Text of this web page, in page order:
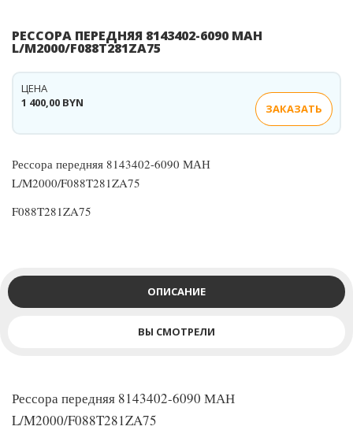
РЕССОРА ПЕРЕДНЯЯ 8143402-6090 МАН
L/M2000/F088T281ZA75
1 400,00 BYN
ЦЕНА
ЗАКАЗАТЬ
Рессора передняя 8143402-6090 МАН
L/M2000/F088T281ZA75
F088T281ZA75
ОПИСАНИЕ
ВЫ СМОТРЕЛИ
Рессора передняя 8143402-6090 МАН
L/M2000/F088T281ZA75